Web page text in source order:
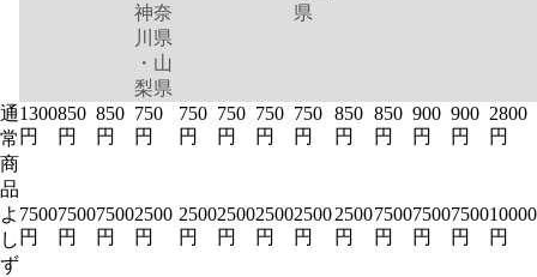
神奈
川県
・山
梨県
県
通
常
商
品
1300
円
850
円
850
円
750
円
750
円
750
円
750
円
750
円
850
円
850
円
900
円
900
円
2800
円
よ
し
ず
7500
円
7500
円
7500
円
2500
円
2500
円
2500
円
2500
円
2500
円
2500
円
7500
円
7500
円
7500
円
10000
円